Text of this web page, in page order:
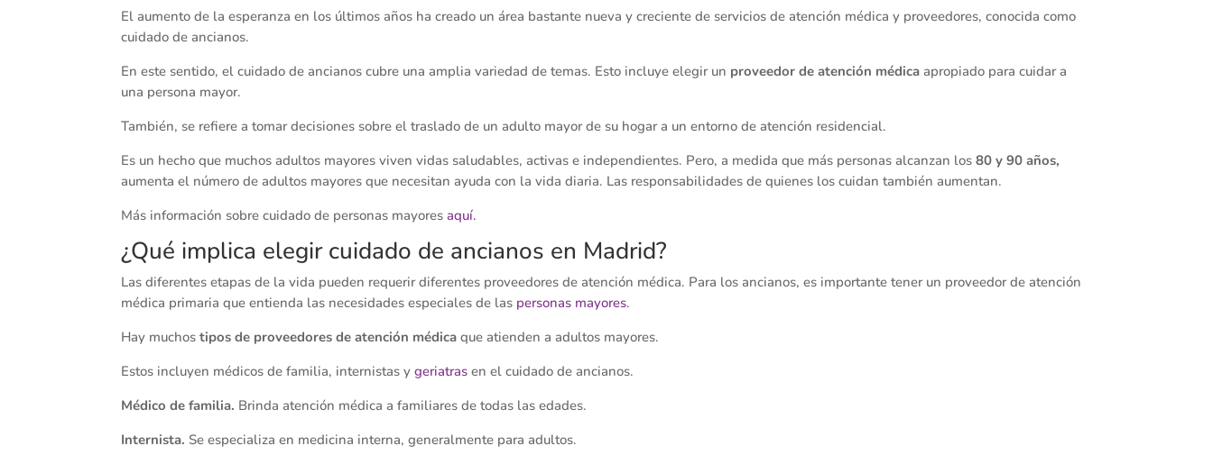
El aumento de la esperanza en los últimos años ha creado un área bastante nueva y creciente de servicios de atención médica y proveedores, conocida como
cuidado de ancianos.
En este sentido, el cuidado de ancianos cubre una amplia variedad de temas. Esto incluye elegir un proveedor de atención médica apropiado para cuidar a
una persona mayor.
También, se refiere a tomar decisiones sobre el traslado de un adulto mayor de su hogar a un entorno de atención residencial.
Es un hecho que muchos adultos mayores viven vidas saludables, activas e independientes. Pero, a medida que más personas alcanzan los80 y 90 años,
aumenta el número de adultos mayores que necesitan ayuda con la vida diaria. Las responsabilidades de quienes los cuidan también aumentan.
Más información sobre cuidado de personas mayoresaquí.
¿Qué implica elegir cuidado de ancianos en Madrid?
Las diferentes etapas de la vida pueden requerir diferentes proveedores de atención médica. Para los ancianos, es importante tener un proveedor de atención
médica primaria que entienda las necesidades especiales de las personas mayores.
Hay muchostipos de proveedores de atención médica que atienden a adultos mayores.
Estos incluyen médicos de familia, internistas ygeriatras en el cuidado de ancianos.
Médico de familia. Brinda atención médica a familiares de todas las edades.
Internista. Se especializa en medicina interna, generalmente para adultos.